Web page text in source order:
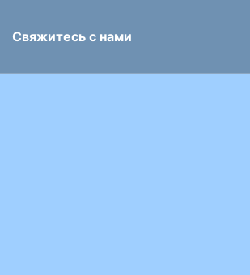
Свяжитесь с нами